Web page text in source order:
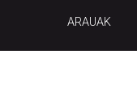
ARAUAK